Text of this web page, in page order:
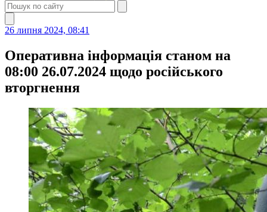
26 липня 2024, 08:41
Оперативна інформація станом на
08:00 26.07.2024 щодо російського
вторгнення